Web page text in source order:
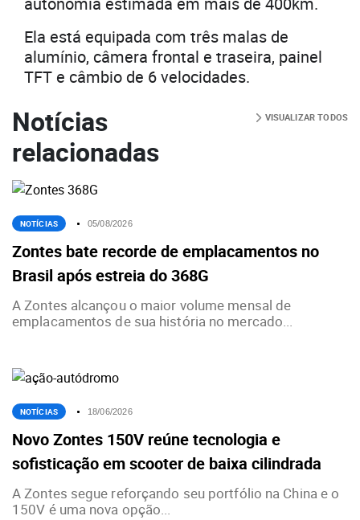
Ela está equipada com três malas de
alumínio, câmera frontal e traseira, painel
TFT e câmbio de 6 velocidades.
Notícias
relacionadas
VISUALIZAR TODOS
NOTÍCIAS 05/08/2026
Zontes bate recorde de emplacamentos no
Brasil após estreia do 368G
A Zontes alcançou o maior volume mensal de
emplacamentos de sua história no mercado...
NOTÍCIAS 18/06/2026
Novo Zontes 150V reúne tecnologia e
sofisticação em scooter de baixa cilindrada
A Zontes segue reforçando seu portfólio na China e o
150V é uma nova opção...